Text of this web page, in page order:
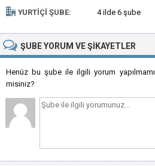
YURTIÇI ŞUBE: 4 ilde 6 şube
ŞUBEYORUM VE ŞIKAYETLER
Henüz bu şube ile ilgili yorum
misiniz?